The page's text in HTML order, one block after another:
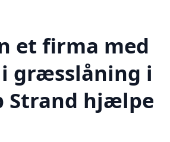
et firma med
græsslåning i
Strand hjælpe